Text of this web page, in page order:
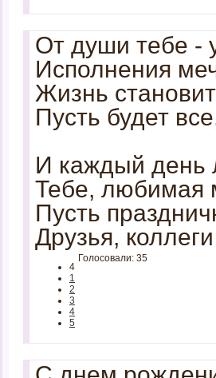
От души тебе -
Исполнения
Жизнь
Пусть будет
И каждый день
Тебе, любимая
Пусть
Друзья,
4
1
2
3
4
5
Голосовали: 35